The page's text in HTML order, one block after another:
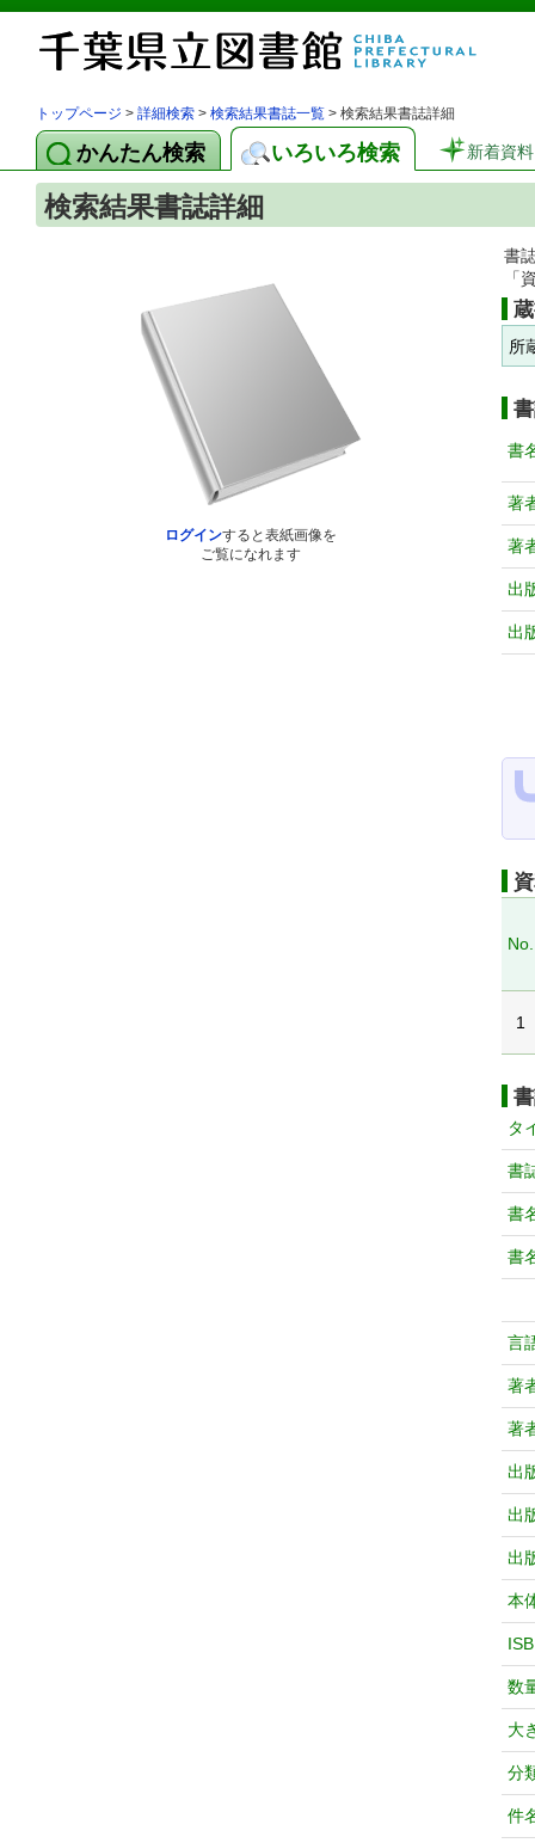
トップページ > 詳細検索 > 検索結果書誌一覧 > 検索結果書誌詳細
かんたん検索 いろいろ検索 新着資料
検索結果書誌詳細
ログインすると表紙画像を
ご覧になれます
書
「
所
書
著
著
出
出
No.
1
タ
書
書
書
言
著
著
出
出
出
本
数
大
分
件